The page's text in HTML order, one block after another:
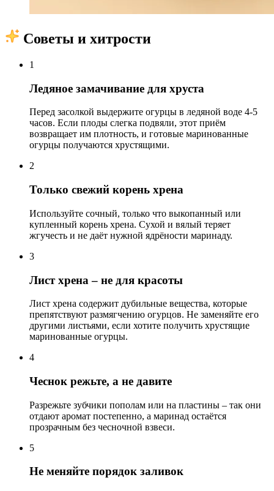
Советы и хитрости
1
Ледяное замачивание для хруста
Перед засолкой выдержите огурцы в ледяной воде 4-5
часов. Если плоды слегка подвяли, этот приём
возвращает им плотность, и готовые маринованные
огурцы получаются хрустящими.
2
Только свежий корень хрена
Используйте сочный, только что выкопанный или
купленный корень хрена. Сухой и вялый теряет
жгучесть и не даёт нужной ядрёности маринаду.
3
Лист хрена – не для красоты
Лист хрена содержит дубильные вещества, которые
препятствуют размягчению огурцов. Не заменяйте его
другими листьями, если хотите получить хрустящие
маринованные огурцы.
4
Чеснок режьте, а не давите
Разрежьте зубчики пополам или на пластины – так они
отдают аромат постепенно, а маринад остаётся
прозрачным без чесночной взвеси.
5
Не меняйте порядок заливок